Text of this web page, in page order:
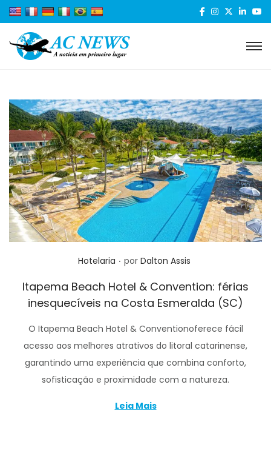
Posted in
Hotelaria . por Dalton Assis
Itapema Beach Hotel & Convention: férias
inesquecíveis na Costa Esmeralda (SC)
O Itapema Beach Hotel & Conventionoferece fácil
acesso aos melhores atrativos do litoral catarinense,
garantindo uma experiência que combina conforto,
sofisticação e proximidade com a natureza.
Leia Mais